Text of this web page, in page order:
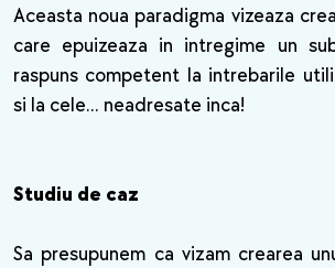
Aceasta noua paradigma vizeaza
care epuizeaza in intregime un
raspuns competent la intrebarile
si la cele... neadresate inca!
Studiu de caz
Sa presupunem ca vizam crearea